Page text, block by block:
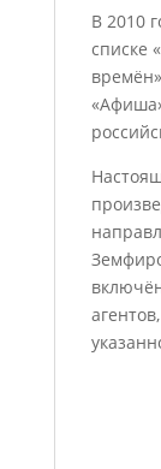
В 2010
списке